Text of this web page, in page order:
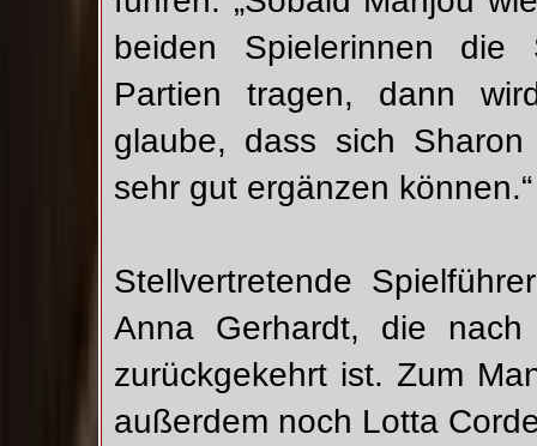
beiden Spielerinnen die
Partien tragen, dann
glaube, dass sich
sehr gut ergänzen können.“
Stellvertretende
Anna Gerhardt, die
zurückgekehrt ist. Zum
außerdem noch Lotta